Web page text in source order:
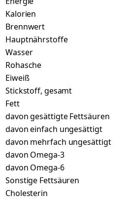
Kalorien
Brennwert
Hauptnährstoffe
Wasser
Rohasche
Eiweiß
Stickstoff, gesamt
Fett
davon gesättigte Fettsäuren
davon einfach ungesättigt
davon mehrfach ungesättigt
davon Omega-3
davon Omega-6
Sonstige Fettsäuren
Cholesterin